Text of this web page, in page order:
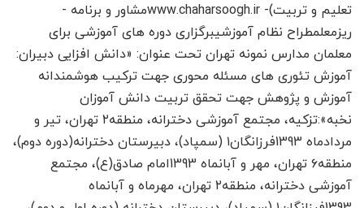
تعلیم و تربیت)- www.chaharsoogh.irمشاور و برنامه ­
ریزمعلمطراح نظام آموزشیبرگزاری دوره های آموزشی برای
معلمان مدارس نمونه تهران تحت عنوان: «دانش افزایی دبیران:
آموزش تئوری های مسئله محوری جهت ترکیب هوشمندانه
آموزش و پژوهش جهت تحقق تربیت دانش آموزان
نخبه»:تزکیه، مجتمع آموزشی دخترانه، منطقه۲ تهران، تیر و
مردادماه 1393فرزانگان۱ (سمپاد)، دبیرستان دخترانه(دوره دوم)،
منطقه۶ تهران، مهر و آبان­ماه 1393امام صادق(ع)، مجتمع
آموزشی دخترانه، منطقه۲ تهران، مهرماه و آبان­ماه